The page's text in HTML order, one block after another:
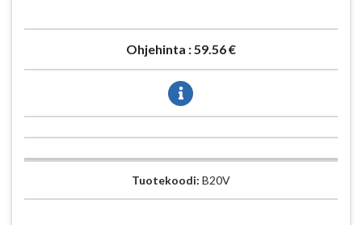
Ohjehinta :59.56 €
Tuotekoodi: B20V